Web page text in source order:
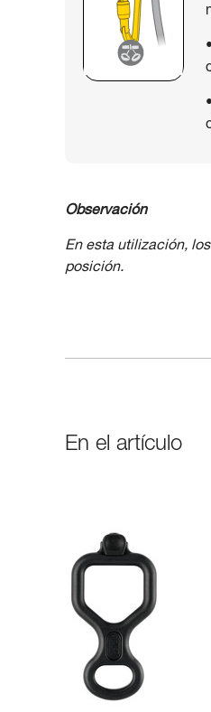
Observación
En esta utilización,
posición.
En el artículo